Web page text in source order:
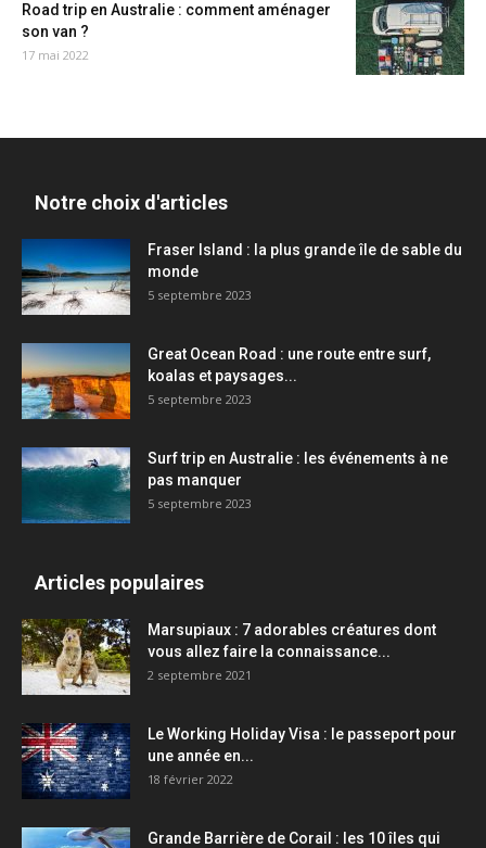
Road trip en Australie : comment aménager
son van ?
17 mai 2022
Notre choix d'articles
Fraser Island : la plus grande île de sable du
monde
5 septembre 2023
Great Ocean Road : une route entre surf,
koalas et paysages...
5 septembre 2023
Surf trip en Australie : les événements à ne
pas manquer
5 septembre 2023
Articles populaires
Marsupiaux : 7 adorables créatures dont
vous allez faire la connaissance...
2 septembre 2021
Le Working Holiday Visa : le passeport pour
une année en...
18 février 2022
Grande Barrière de Corail : les 10 îles qui